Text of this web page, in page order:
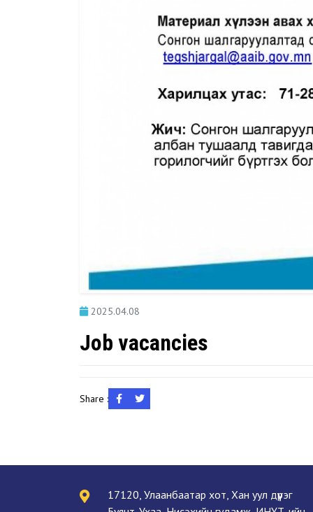
2025.04.08
Job vacancies
Share :
17120, Улаанбаатар хот, Хан уул дүүрэг